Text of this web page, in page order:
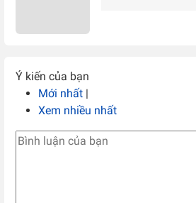
Ý kiến của bạn
Mới nhất |
Xem nhiều nhất